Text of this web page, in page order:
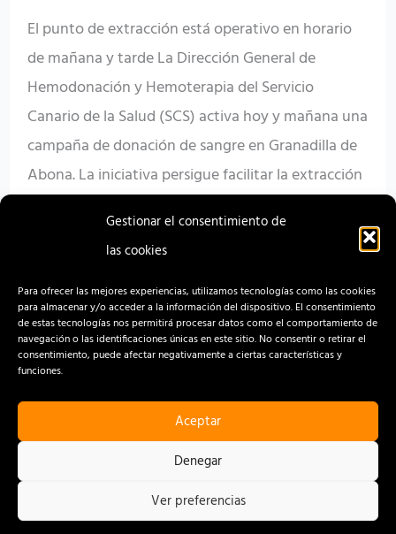
Gestionar el consentimiento de
las cookies
Para ofrecer las mejores experiencias, utilizamos tecnologías como las cookies
para almacenar y/o acceder a la información del dispositivo. El consentimiento
de estas tecnologías nos permitirá procesar datos como el comportamiento de
navegación o las identificaciones únicas en este sitio. No consentir o retirar el
consentimiento, puede afectar negativamente a ciertas características y
funciones.
Aceptar
Denegar
Ver preferencias
El punto de extracción está operativo en horario
de mañana y tarde La Dirección General de
Hemodonación y Hemoterapia del Servicio
Canario de la Salud (SCS) activa hoy y mañana una
campaña de donación de sangre en Granadilla de
Abona. La iniciativa persigue facilitar la extracción
Tenerife. El punto de donación está ubicado […]
Read More »
CONTACTO
AVISO LEGAL
POLÍTICA DE COOKIES